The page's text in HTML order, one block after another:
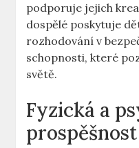
podporuje jejich
dospělé poskytuje
rozhodování v
schopnosti, které
světě.
Fyzická a
prospěšnost